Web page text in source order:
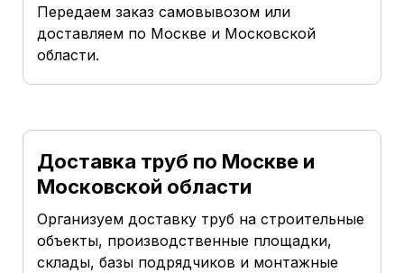
Передаем заказ самовывозом или
доставляем по Москве и Московской
области.
Доставка труб по Москве и
Московской области
Организуем доставку труб на строительные
объекты, производственные площадки,
склады, базы подрядчиков и монтажные